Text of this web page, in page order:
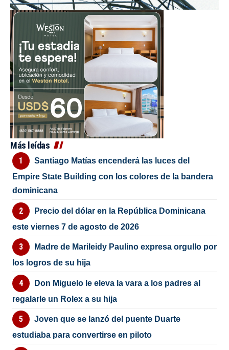
Más leídas
Santiago Matías encenderá las luces del
Empire State Building con los colores de la bandera
dominicana
Precio del dólar en la República Dominicana
este viernes 7 de agosto de 2026
Madre de Marileidy Paulino expresa orgullo por
los logros de su hija
Don Miguelo le eleva la vara a los padres al
regalarle un Rolex a su hija
Joven que se lanzó del puente Duarte
estudiaba para convertirse en piloto